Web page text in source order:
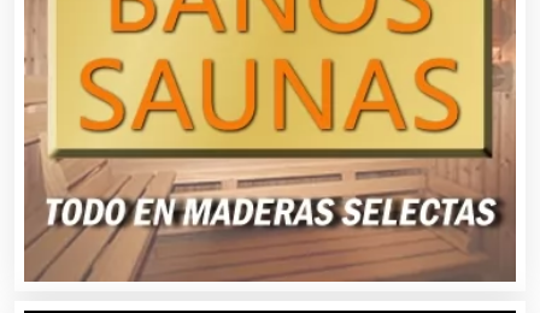
Audios para Eventos
Autobuses
Automatización
Automóviles Nuevos y Usados